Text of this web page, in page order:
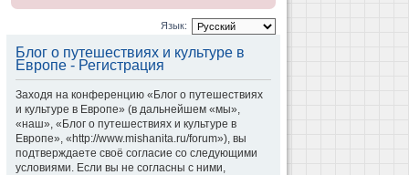
Язык:
Блог о путешествиях и культуре в
Европе - Регистрация
Заходя на конференцию «Блог о путешествиях
и культуре в Европе» (в дальнейшем «мы»,
«наш», «Блог о путешествиях и культуре в
Европе», «http://www.mishanita.ru/forum»), вы
подтверждаете своё согласие со следующими
условиями. Если вы не согласны с ними,